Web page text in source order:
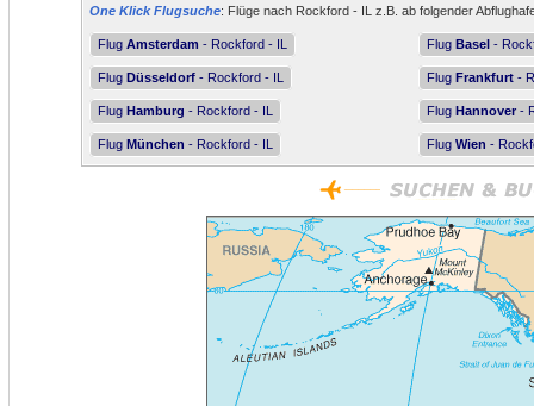
One Klick Flugsuche: Flüge nach Rockford - IL z.B. ab folgender
Flug Amsterdam - Rockford - IL Flug Basel -
Flug Düsseldorf - Rockford - IL Flug Frankfurt -
Flug Hamburg - Rockford - IL Flug Hannover -
Flug München - Rockford - IL Flug Wien -